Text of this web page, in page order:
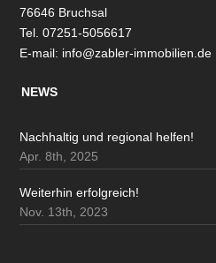
76646 Bruchsal
Tel. 07251-5056617
E-mail: info@zabler-immobilien.de
NEWS
Nachhaltig und regional helfen!
Apr. 8th, 2025
Weiterhin erfolgreich!
Nov. 13th, 2023